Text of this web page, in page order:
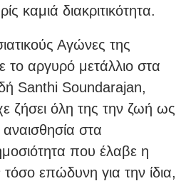
καμιά διακριτικότητα.
Αγώνες της
το αργυρό μετάλλιο στα
Santhi Soundarajan,
ζήσει όλη της την ζωή ως
στα
που έλαβε η
επώδυνη για την ίδια,